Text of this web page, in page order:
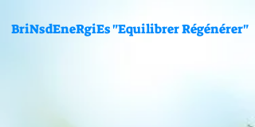
BriNsdEneRgiEs "Equilibrer Régénérer"